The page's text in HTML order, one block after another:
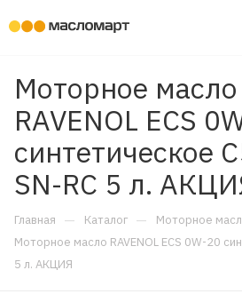
Моторное масло
RAVENOL ECS
синтетическое
SN-RC 5 л.
Главная — Каталог — Моторное
Моторное масло RAVENOL ECS 0W-20
5 л. АКЦИЯ